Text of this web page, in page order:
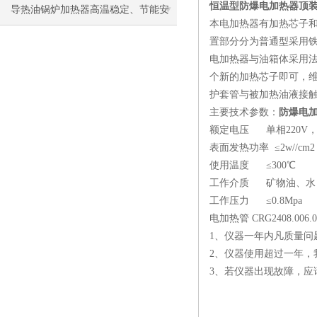
导热油锅炉加热器高温稳定、节能安
恒温型防爆电加热器顶
本电加热器有加热芯子
置部分分为普通型采用
电加热器与油箱体采用
个新的加热芯子即可，
护套管与被加热油液接
主要技术参数： 防爆电
额定电压 单相220V，
表面发热功率 ≤2w//cm2
使用温度 ≤300℃
工作介质 矿物油、水
工作压力 ≤0.8Mpa
电加热管
1、仪器一年内凡质量
2、仪器使用超过一年
3、若仪器出现故障，